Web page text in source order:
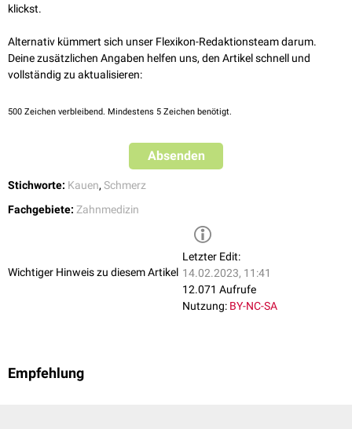
radikuläre Zyste
Parodontsentstehen, wenn bei einerFüllungoderKronedie Bissfläche
nicht richtig eingeschliffen ist, sodassFrühkontaktebestehen.
klickst.
Alternativ kümmert sich unser Flexikon-Redaktionsteam darum.
Deine zusätzlichen Angaben helfen uns, den Artikel schnell und
vollständig zu aktualisieren:
500 Zeichen verbleibend. Mindestens 5 Zeichen benötigt.
Absenden
Stichworte: Kauen, Schmerz
Fachgebiete: Zahnmedizin
Wichtiger Hinweis zu diesem Artikel
Letzter Edit:
14.02.2023, 11:41
12.071 Aufrufe
Nutzung: BY-NC-SA
Empfehlung